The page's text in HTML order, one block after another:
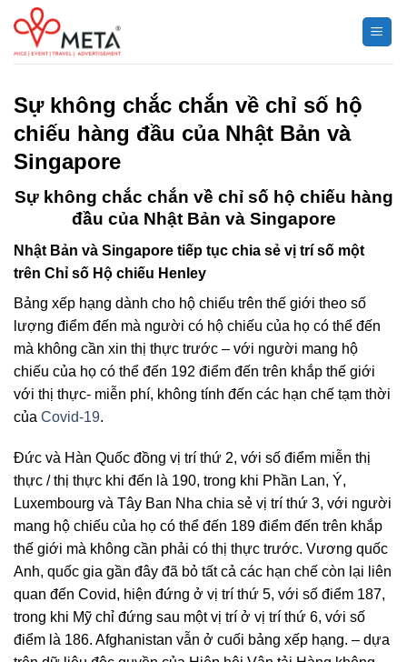
Chuyển
đến
nội
Sự không chắc chắn về chỉ số hộ
chiếu hàng đầu của Nhật Bản và
Singapore
Sự không chắc chắn về chỉ số hộ chiếu hàng
đầu của Nhật Bản và Singapore
Nhật Bản và Singapore tiếp tục chia sẻ vị trí số một
trên Chỉ số Hộ chiếu Henley
Bảng xếp hạng dành cho hộ chiếu trên thế giới theo số
lượng điểm đến mà người có hộ chiếu của họ có thể đến
mà không cần xin thị thực trước – với người mang hộ
chiếu của họ có thể đến 192 điểm đến trên khắp thế giới
với thị thực- miễn phí, không tính đến các hạn chế tạm thời
của Covid-19.
Đức và Hàn Quốc đồng vị trí thứ 2, với số điểm miễn thị
thực / thị thực khi đến là 190, trong khi Phần Lan, Ý,
Luxembourg và Tây Ban Nha chia sẻ vị trí thứ 3, với người
mang hộ chiếu của họ có thể đến 189 điểm đến trên khắp
thế giới mà không cần phải có thị thực trước. Vương quốc
Anh, quốc gia gần đây đã bỏ tất cả các hạn chế còn lại liên
quan đến Covid, hiện đứng ở vị trí thứ 5, với số điểm 187,
trong khi Mỹ chỉ đứng sau một vị trí ở vị trí thứ 6, với số
điểm là 186. Afghanistan vẫn ở cuối bảng xếp hạng. – dựa